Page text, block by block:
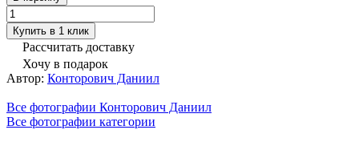
Купить в 1 клик
Рассчитать доставку
Хочу в подарок
Автор: Конторович Даниил
Все фотографии Конторович Даниил
Все фотографии категории